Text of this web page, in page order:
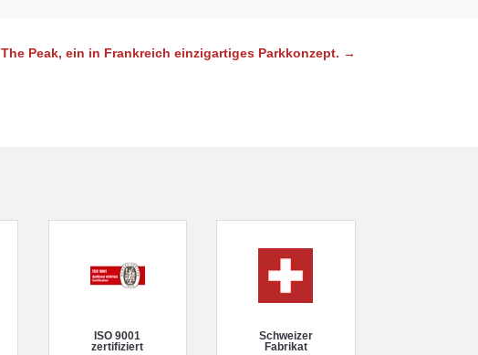
The Peak, ein in Frankreich einzigartiges Parkkonzept. →
ISO 9001
zertifiziert
Schweizer
Fabrikat